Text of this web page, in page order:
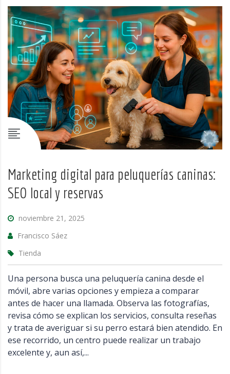
Marketing digital para peluquerías caninas:
SEO local y reservas
noviembre 21, 2025
Francisco Sáez
Tienda
Una persona busca una peluquería canina desde el
móvil, abre varias opciones y empieza a comparar
antes de hacer una llamada. Observa las fotografías,
revisa cómo se explican los servicios, consulta reseñas
y trata de averiguar si su perro estará bien atendido. En
ese recorrido, un centro puede realizar un trabajo
excelente y, aun así,...